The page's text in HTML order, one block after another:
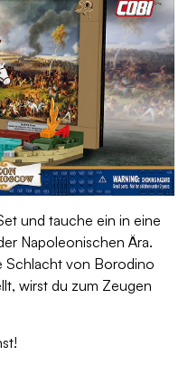
und tauche ein in eine
Napoleonischen Ära.
Schlacht von Borodino
wirst du zum Zeugen